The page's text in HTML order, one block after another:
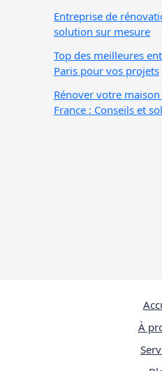
Entreprise de
solution sur mesure
Top des meilleures
Paris pour vos projets
Rénover votre
France : Conseils et
À